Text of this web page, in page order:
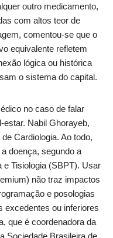
outro medicamento,
com altos teor de
comentou-se que o
equivalente refletem
lógica ou histórica
o sistema do capital.
no caso de falar
estar. Nabil Ghorayeb,
Cardiologia. Ao todo,
doença, segundo a
e Tisiologia (SBPT). Usar
não traz impactos
e posologias
excedentes ou inferiores
que é coordenadora da
Sociedade Brasileira de